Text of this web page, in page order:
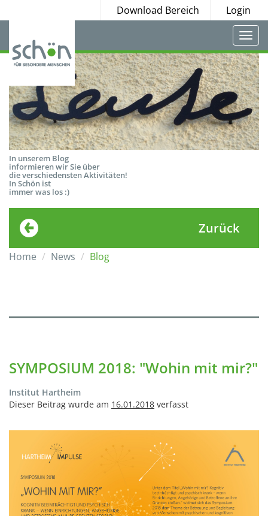
Download Bereich Login
In unserem Blog
informieren wir Sie über
die verschiedensten Aktivitäten!
In Schön ist
immer was los :)
Zurück
Home News Blog
SYMPOSIUM 2018: "Wohin mit mir?"
Institut Hartheim
Dieser Beitrag wurde am 16.01.2018 verfasst